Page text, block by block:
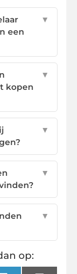
een
▼
kopen
▼
▼
▼
▼
op: